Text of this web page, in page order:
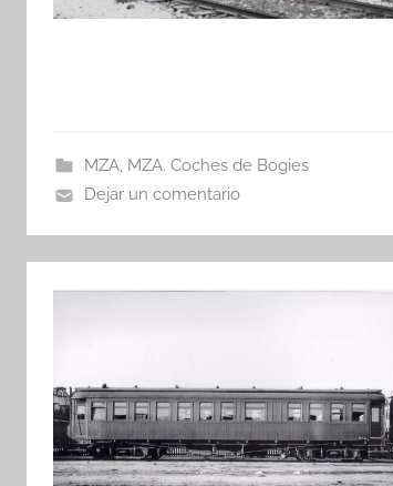
MZA, MZA. Coches de Bogies
Dejar un comentario